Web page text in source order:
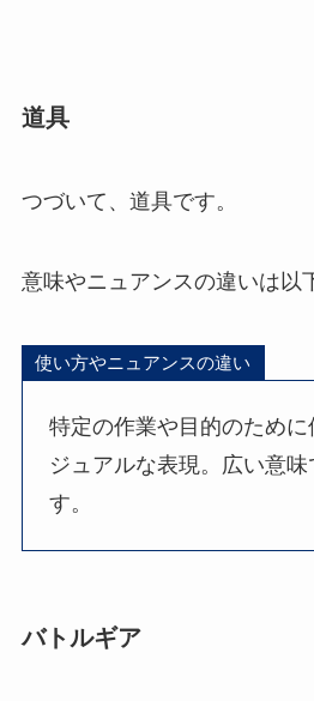
道具
つづいて、道具です。
意味やニュアンスの違いは以
使い方やニュアンスの違い
特定の作業や目的のため
ジュアルな表現。広い意
す。
バトルギア